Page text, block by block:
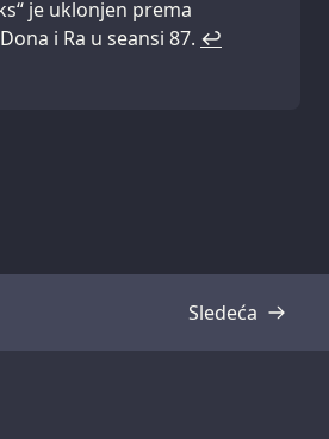
je uklonjen prema
i Ra u seansi 87. ↩
Sledeća
Transkripcija